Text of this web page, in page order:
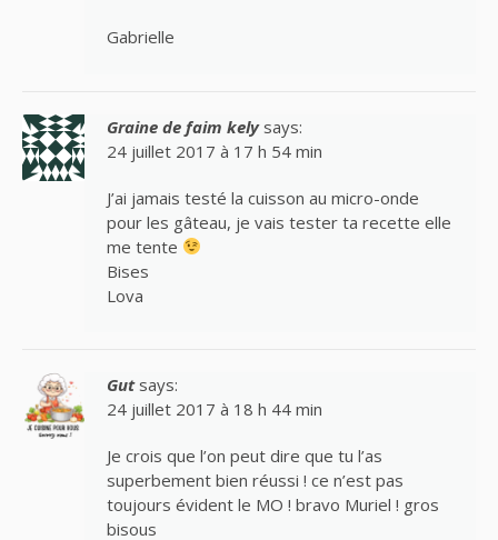
Gabrielle
Graine de faim kely says:
24 juillet 2017 à 17 h 54 min
J’ai jamais testé la cuisson au micro-onde
pour les gâteau, je vais tester ta recette elle
me tente
Bises
Lova
Gut says:
24 juillet 2017 à 18 h 44 min
Je crois que l’on peut dire que tu l’as
superbement bien réussi ! ce n’est pas
toujours évident le MO ! bravo Muriel ! gros
bisous